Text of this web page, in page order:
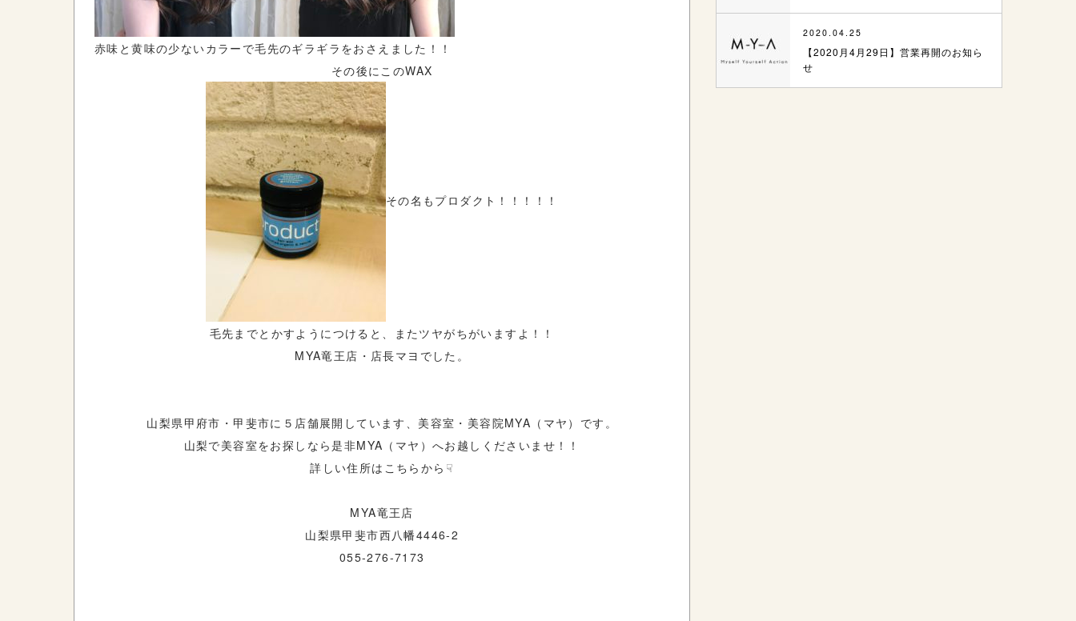
赤味と黄味の少ないカラーで毛先のギラギラをおさえました！！
その後にこのWAX
その名もプロダクト！！！！！
毛先までとかすようにつけると、またツヤがちがいますよ！！
MYA竜王店・店長マヨでした。
山梨県甲府市・甲斐市に５店舗展開しています、美容室・美容院MYA（マヤ）です。
山梨で美容室をお探しなら是非MYA（マヤ）へお越しくださいませ！！
詳しい住所はこちらから☟
MYA竜王店
山梨県甲斐市西八幡4446-2
055-276-7173
2020.04.25
【2020月4月29日】営業再開のお知ら
せ